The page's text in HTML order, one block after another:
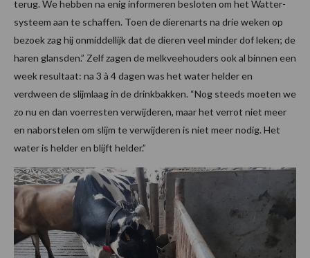
terug. We hebben na enig informeren besloten om het Watter-
systeem aan te schaffen. Toen de dierenarts na drie weken op
bezoek zag hij onmiddellijk dat de dieren veel minder dof leken; de
haren glansden.” Zelf zagen de melkveehouders ook al binnen een
week resultaat: na 3 à 4 dagen was het water helder en
verdween de slijmlaag in de drinkbakken. “Nog steeds moeten we
zo nu en dan voerresten verwijderen, maar het verrot niet meer
en naborstelen om slijm te verwijderen is niet meer nodig. Het
water is helder en blijft helder.”